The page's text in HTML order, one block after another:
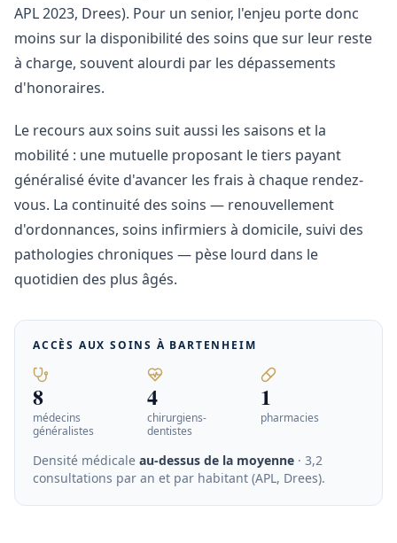
APL 2023, Drees). Pour un senior, l'enjeu porte donc
moins sur la disponibilité des soins que sur leur reste
à charge, souvent alourdi par les dépassements
d'honoraires.
Le recours aux soins suit aussi les saisons et la
mobilité : une mutuelle proposant le tiers payant
généralisé évite d'avancer les frais à chaque rendez-
vous. La continuité des soins — renouvellement
d'ordonnances, soins infirmiers à domicile, suivi des
pathologies chroniques — pèse lourd dans le
quotidien des plus âgés.
ACCÈS AUX SOINS À BARTENHEIM
8
médecins
généralistes
4
chirurgiens-
dentistes
1
pharmacies
Densité médicale au-dessus de la moyenne · 3,2
consultations par an et par habitant (APL, Drees).